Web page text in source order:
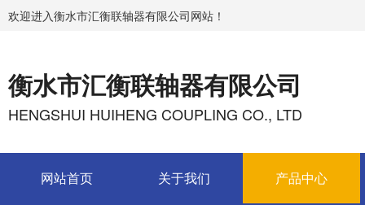
欢迎进入衡水市汇衡联轴器有限公司网站！
衡水市汇衡联轴器有限公司
HENGSHUI HUIHENG COUPLING CO., LTD
网站首页 关于我们 产品中心